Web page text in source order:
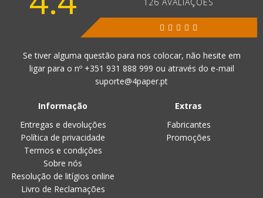
Se tiver alguma questão para nos colocar, não hesite em
ligar para o nº +351 931 888 999 ou através do e-mail
suporte@4paper.pt
Informação
Entregas e devoluções
Política de privacidade
Termos e condições
Sobre nós
Resolução de litígios online
Livro de Reclamações
Extras
Fabricantes
Promoções